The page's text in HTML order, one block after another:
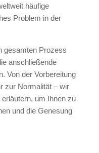
häufige
Problem in der
gesamten Prozess
anschließende
Von der Vorbereitung
zur Normalität – wir
um Ihnen zu
und die Genesung